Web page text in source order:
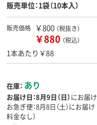
販売単位：1袋（10本入）
販売価格 ￥800 （税抜き）
￥880 （税込）
1本あたり￥88
在庫： あり
お届け日：8月9日（日）にお届け
お急ぎ便：8月8日（土）にお届け
料金なし）